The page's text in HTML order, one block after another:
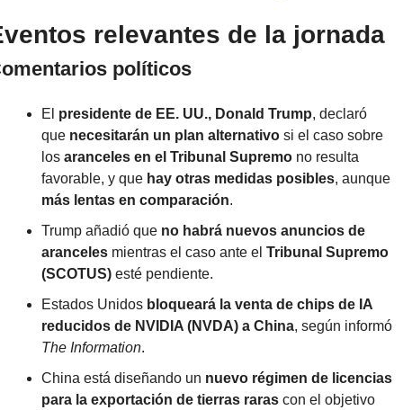
relevantes de la jornada
políticos
El presidente de EE. UU., Donald Trump, declaró
que necesitarán un plan alternativo si el caso sobre
los aranceles en el Tribunal Supremo no resulta
favorable, y que hay otras medidas posibles
, aunque
más lentas en comparación.
Trump añadió que no habrá nuevos anuncios de
aranceles mientras el caso ante el Tribunal Supremo
(SCOTUS) esté pendiente.
Estados Unidos bloqueará la venta de chips de IA
reducidos de NVIDIA (NVDA) a China
, según informó
The Information.
China está diseñando un nuevo régimen de licencias
para la exportación de tierras raras con el objetivo